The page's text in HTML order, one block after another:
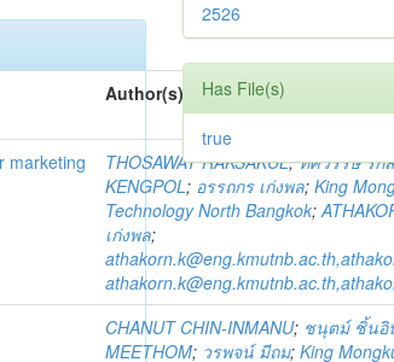
Author(s)
marketing
THOSAWAT RAKSAKUL;ทศวรรษ รัก
KENGPOL; อรรถกร เก่งพล; King
Technology North Bangkok;
เก่งพล;
CHANUT CHIN-INMANU; ชนุตม์ ชิ้นอิ
MEETHOM; วรพจน์ มีถม; King
2526
Has File(s)
true